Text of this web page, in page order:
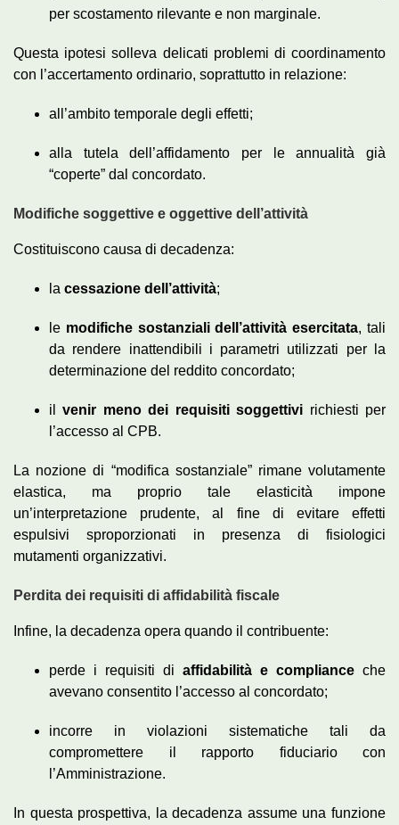
per scostamento rilevante e non marginale.
Questa ipotesi solleva delicati problemi di coordinamento
con l’accertamento ordinario, soprattutto in relazione:
all’ambito temporale degli effetti;
alla tutela dell’affidamento per le annualità già
“coperte” dal concordato.
Modifiche soggettive e oggettive dell’attività
Costituiscono causa di decadenza:
la cessazione dell’attività;
le modifiche sostanziali dell’attività esercitata, tali
da rendere inattendibili i parametri utilizzati per la
determinazione del reddito concordato;
ilvenir meno dei requisiti soggettivi richiesti per
l’accesso al CPB.
La nozione di “modifica sostanziale” rimane volutamente
elastica, ma proprio tale elasticità impone
un’interpretazione prudente, al fine di evitare effetti
espulsivi sproporzionati in presenza di fisiologici
mutamenti organizzativi.
Perdita dei requisiti di affidabilità fiscale
Infine, la decadenza opera quando il contribuente:
perde i requisiti di affidabilità e compliance che
avevano consentito l’accesso al concordato;
incorre in violazioni sistematiche tali da
compromettere il rapporto fiduciario con
l’Amministrazione.
In questa prospettiva, la decadenza assume una funzione